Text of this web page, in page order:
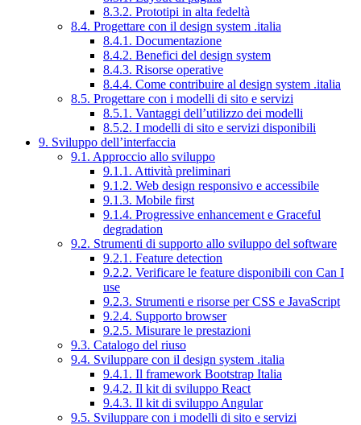
8.3.2. Prototipi in alta fedeltà
8.4. Progettare con il design system .italia
8.4.1. Documentazione
8.4.2. Benefici del design system
8.4.3. Risorse operative
8.4.4. Come contribuire al design system .italia
8.5. Progettare con i modelli di sito e servizi
8.5.1. Vantaggi dell’utilizzo dei modelli
8.5.2. I modelli di sito e servizi disponibili
9. Sviluppo dell’interfaccia
9.1. Approccio allo sviluppo
9.1.1. Attività preliminari
9.1.2. Web design responsivo e accessibile
9.1.3. Mobile first
9.1.4. Progressive enhancement e Graceful
degradation
9.2. Strumenti di supporto allo sviluppo del software
9.2.1. Feature detection
9.2.2. Verificare le feature disponibili con Can I
use
9.2.3. Strumenti e risorse per CSS e JavaScript
9.2.4. Supporto browser
9.2.5. Misurare le prestazioni
9.3. Catalogo del riuso
9.4. Sviluppare con il design system .italia
9.4.1. Il framework Bootstrap Italia
9.4.2. Il kit di sviluppo React
9.4.3. Il kit di sviluppo Angular
9.5. Sviluppare con i modelli di sito e servizi